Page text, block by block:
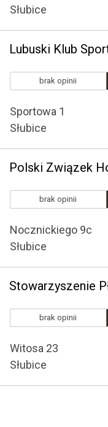
Słubice
Lubuski Klub
brak opinii
Sportowa 1
Słubice
brak opinii
Nocznickiego 9c
Słubice
brak opinii
Witosa 23
Słubice